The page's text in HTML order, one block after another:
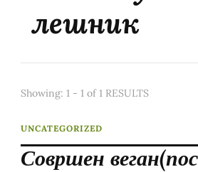
лешник
Showing: 1 - 1 of 1 RESULTS
UNCATEGORIZED
Совршен